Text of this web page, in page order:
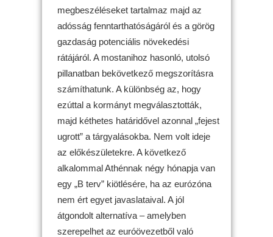
megbeszéléseket tartalmaz majd az
adósság fenntarthatóságáról és a görög
gazdaság potenciális növekedési
rátájáról. A mostanihoz hasonló, utolsó
pillanatban bekövetkező megszorításra
számíthatunk. A különbség az, hogy
ezúttal a kormányt megválasztották,
majd kéthetes határidővel azonnal „fejest
ugrott” a tárgyalásokba. Nem volt ideje
az előkészületekre. A következő
alkalommal Athénnak négy hónapja van
egy „B terv” kiötlésére, ha az eurózóna
nem ért egyet javaslataival. A jól
átgondolt alternatíva – amelyben
szerepelhet az euróövezetből való